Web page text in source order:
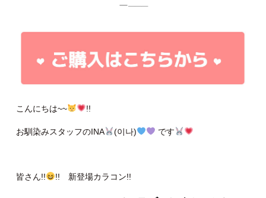
ー───
こんにちは~~ !!
お馴染みスタッフのINA (이나) です
皆さん!! !! 新登場カラコン!!